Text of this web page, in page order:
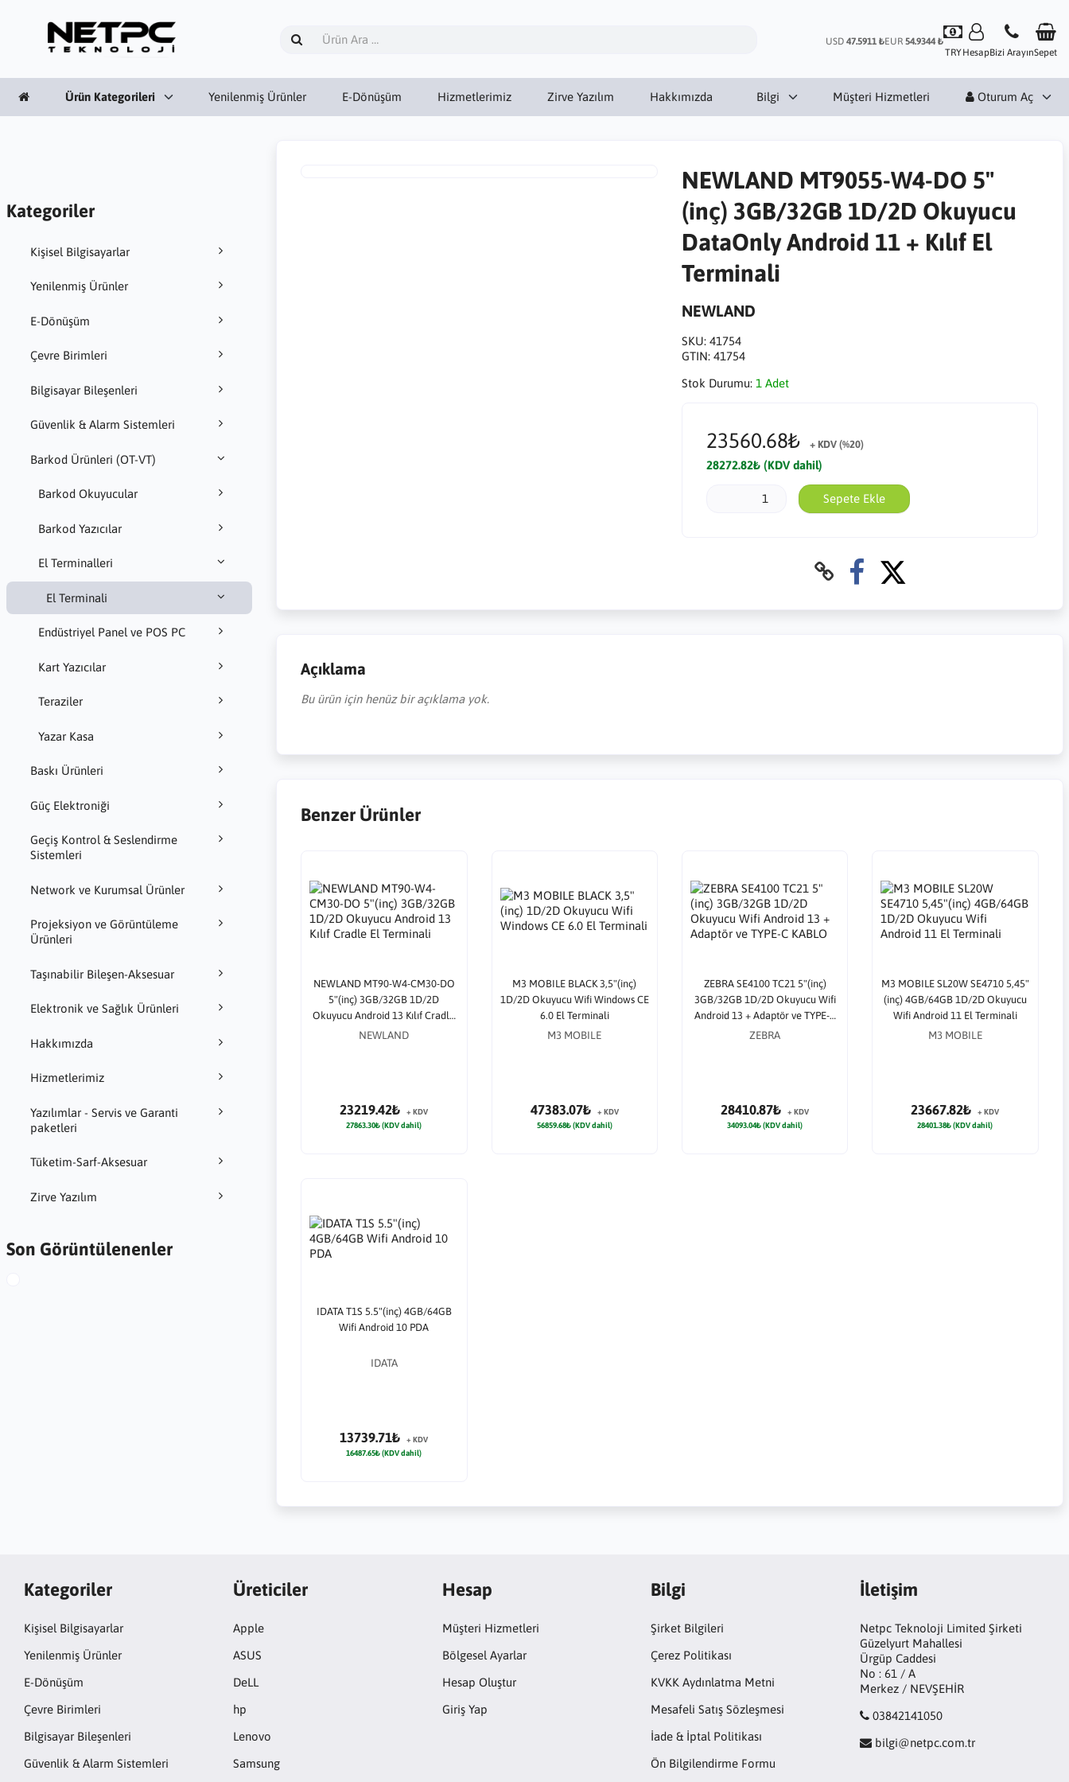
USD 47.5911 ₺EUR 54.9344 ₺
TRYHesapBizi ArayınSepet
Ürün Kategorileri Yenilenmiş Ürünler E-Dönüşüm Hizmetlerimiz Zirve Yazılım Hakkımızda Bilgi Müşteri Hizmetleri Oturum Aç
Kategoriler
Kişisel Bilgisayarlar
Yenilenmiş Ürünler
E-Dönüşüm
Çevre Birimleri
Bilgisayar Bileşenleri
Güvenlik & Alarm Sistemleri
Barkod Ürünleri (OT-VT)
Barkod Okuyucular
Barkod Yazıcılar
El Terminalleri
El Terminali
Endüstriyel Panel ve POS PC
Kart Yazıcılar
Teraziler
Yazar Kasa
Baskı Ürünleri
Güç Elektroniği
Geçiş Kontrol & Seslendirme
Sistemleri
Network ve Kurumsal Ürünler
Projeksiyon ve Görüntüleme
Ürünleri
Taşınabilir Bileşen-Aksesuar
Elektronik ve Sağlık Ürünleri
Hakkımızda
Hizmetlerimiz
Yazılımlar - Servis ve Garanti
paketleri
Tüketim-Sarf-Aksesuar
Zirve Yazılım
Son Görüntülenenler
NEWLAND MT9055-W4-DO 5"
(inç) 3GB/32GB 1D/2D Okuyucu
DataOnly Android 11 + Kılıf El
Terminali
NEWLAND
SKU: 41754
GTIN: 41754
Stok Durumu: 1 Adet
23560.68₺ + KDV (%20)
28272.82₺ (KDV dahil)
Sepete Ekle
Açıklama
Bu ürün için henüz bir açıklama yok.
Benzer Ürünler
NEWLAND MT90-W4-CM30-DO
5"(inç) 3GB/32GB 1D/2D
Okuyucu Android 13 Kılıf Cradle
El Terminali
NEWLAND
23219.42₺
+ KDV
27863.30₺ (KDV dahil)
M3 MOBILE BLACK 3,5"(inç)
1D/2D Okuyucu Wifi Windows CE
6.0 El Terminali
M3 MOBILE
47383.07₺
+ KDV
56859.68₺ (KDV dahil)
ZEBRA SE4100 TC21 5"(inç)
3GB/32GB 1D/2D Okuyucu Wifi
Android 13 + Adaptör ve TYPE-C
KABLO
ZEBRA
28410.87₺
+ KDV
34093.04₺ (KDV dahil)
M3 MOBILE SL20W SE4710 5,45"
(inç) 4GB/64GB 1D/2D Okuyucu
Wifi Android 11 El Terminali
M3 MOBILE
23667.82₺
+ KDV
28401.38₺ (KDV dahil)
IDATA T1S 5.5"(inç) 4GB/64GB
Wifi Android 10 PDA
IDATA
13739.71₺
+ KDV
16487.65₺ (KDV dahil)
Kategoriler
Kişisel Bilgisayarlar
Yenilenmiş Ürünler
E-Dönüşüm
Çevre Birimleri
Bilgisayar Bileşenleri
Güvenlik & Alarm Sistemleri
Üreticiler
Apple
ASUS
DeLL
hp
Lenovo
Samsung
Hesap
Müşteri Hizmetleri
Bölgesel Ayarlar
Hesap Oluştur
Giriş Yap
Bilgi
Şirket Bilgileri
Çerez Politikası
KVKK Aydınlatma Metni
Mesafeli Satış Sözleşmesi
İade & İptal Politikası
Ön Bilgilendirme Formu
İletişim
Netpc Teknoloji Limited Şirketi
Güzelyurt Mahallesi
Ürgüp Caddesi
No : 61 / A
Merkez / NEVŞEHİR
03842141050
bilgi@netpc.com.tr